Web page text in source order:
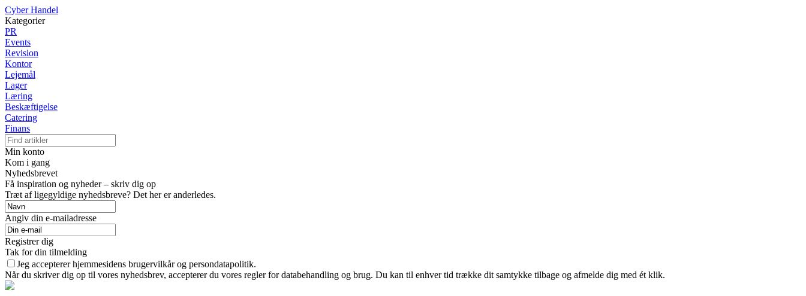
Cyber Handel
Kategorier
PR
Events
Revision
Kontor
Lejemål
Lager
Læring
Beskæftigelse
Catering
Finans
Min konto
Kom i gang
Nyhedsbrevet
Få inspiration og nyheder – skriv dig op
Træt af ligegyldige nyhedsbreve? Det her er anderledes.
Angiv din e-mailadresse
Registrer dig
Tak for din tilmelding
Jeg accepterer hjemmesidens brugervilkår og persondatapolitik.
Når du skriver dig op til vores nyhedsbrev, accepterer du vores regler for databehandling og brug. Du kan til enhver tid trække dit samtykke tilbage og afmelde dig med ét klik.